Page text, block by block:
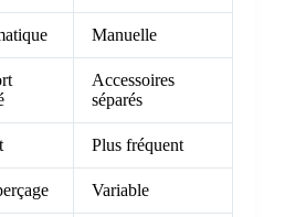
Manuelle
Accessoires
séparés
Plus fréquent
Variable